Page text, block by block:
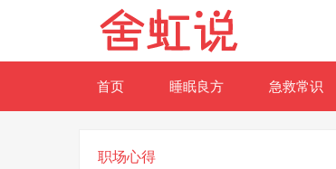
首页 睡眠良方 急救常识
职场心得